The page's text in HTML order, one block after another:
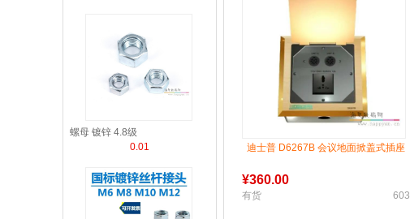
螺母 镀锌 4.8级
0.01
迪士普 D6267B 会议地面掀盖式插座
¥360.00
有货 603